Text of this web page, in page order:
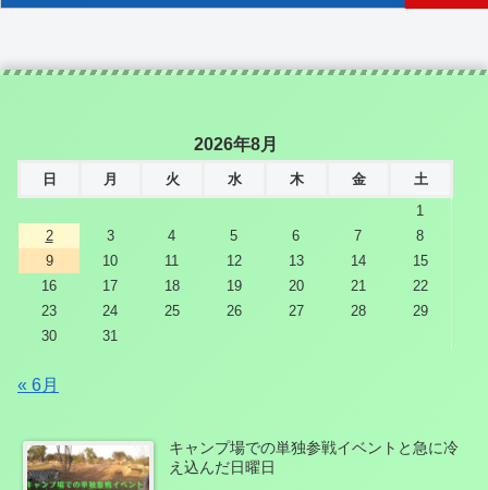
2026年8月
日 月 火 水 木 金
土
1
2
3 4 5 6 7
8
9
10 11 12 13 14
15
16
17 18 19 20 21
22
23
24 25 26 27 28
29
30
31
« 6月
キャンプ場での単独参戦イベントと急に冷
え込んだ日曜日